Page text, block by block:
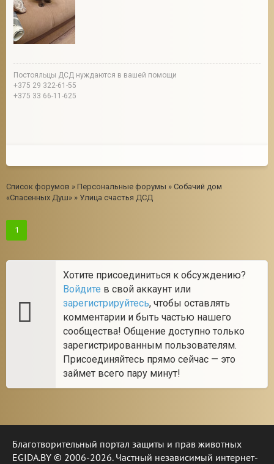
Постояльцы ДСД нуждаются в вашей помощи
+375 29 322-61-55
+375 33 66-11-625
Список форумов » Персональные форумы » Собачий дом
«Спасенных Душ» » Улица счастья ДСД
1
Хотите присоединиться к обсуждению?
Войдите в свой аккаунт или
зарегистрируйтесь, чтобы оставлять
комментарии и быть частью нашего
сообщества! Общение доступно только
зарегистрированным пользователям.
Присоединяйтесь прямо сейчас — это
займет всего пару минут!
Благотворительный портал защиты и прав животных
EGIDA.BY © 2006-2026. Частный независимый интернет-